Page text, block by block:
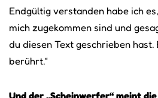
Endgültig verstanden habe ich
mich zugekommen sind und
du diesen Text geschrieben
berührt.“
Und der „Scheinwerfer“ meint